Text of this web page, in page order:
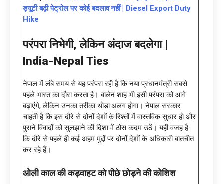
ड्यूटी बढ़ी पेट्रोल पर कोई बदलाव नहीं | Diesel Export Duty
Hike
परंपरा निभेगी, लेकिन अंदाज बदलेगा |
India-Nepal Ties
नेपाल में लंबे समय से यह परंपरा रही है कि नया प्रधानमंत्री सबसे
पहले भारत का दौरा करता है। बालेन शाह भी इसी परंपरा को आगे
बढ़ाएंगे, लेकिन उनका तरीका थोड़ा अलग होगा। नेपाल सरकार
चाहती है कि इस दौरे से दोनों देशों के रिश्तों में वास्तविक सुधार हो और
पुराने विवादों को सुलझाने की दिशा में ठोस कदम उठें। यही वजह है
कि दौरे से पहले ही कई अहम मुद्दों पर दोनों देशों के अधिकारी बातचीत
कर रहे हैं।
ओली काल की कड़वाहट को पीछे छोड़ने की कोशिश